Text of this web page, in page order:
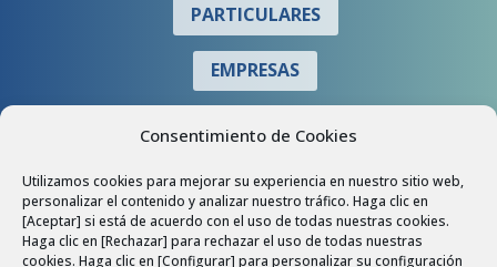
Consentimiento de Cookies
Utilizamos cookies para mejorar su experiencia en nuestro sitio web,
personalizar el contenido y analizar nuestro tráfico. Haga clic en
[Aceptar] si está de acuerdo con el uso de todas nuestras cookies.
Haga clic en [Rechazar] para rechazar el uso de todas nuestras
cookies. Haga clic en [Configurar] para personalizar su configuración
PARTICULARES
EMPRESAS
COLABORADORES